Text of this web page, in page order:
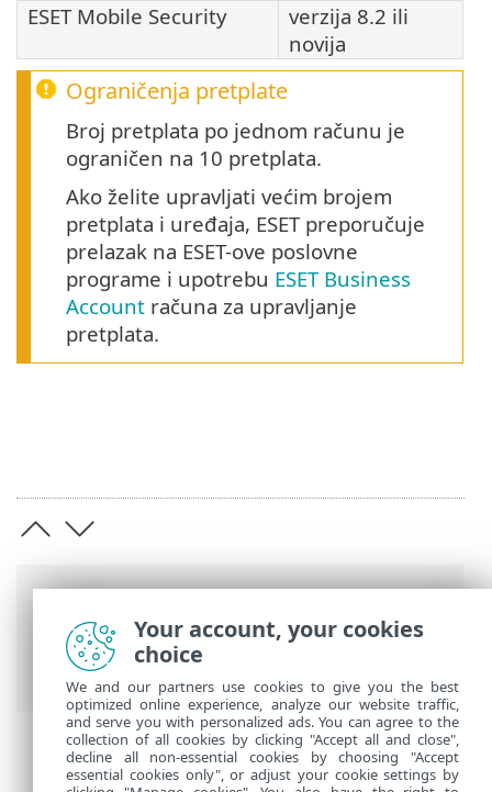
ESET-ova online pomoć > ESET HOME
Uvod ESET HOME
> Sistemski preduvjeti
ESET Mobile Security
verzija 8.2 ili
novija
Ograničenja pretplate
Broj pretplata po jednom računu je
ograničen na 10 pretplata.
Ako želite upravljati većim brojem
pretplata i uređaja, ESET preporučuje
prelazak na ESET-ove poslovne
programe i upotrebu ESET Business
Account računa za upravljanje
pretplata.
Your account, your cookies
choice
We and our partners use cookies to give you the best
optimized online experience, analyze our website traffic,
and serve you with personalized ads. You can agree to the
collection of all cookies by clicking "Accept all and close",
decline all non-essential cookies by choosing "Accept
essential cookies only", or adjust your cookie settings by